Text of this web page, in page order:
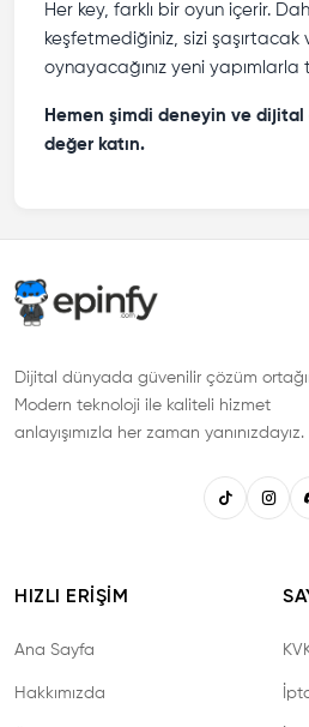
Her key, farklı bir oyun içerir.
keşfetmediğiniz, sizi şaşırtacak
oynayacağınız yeni yapımlarla
Hemen şimdi deneyin ve
değer katın.
Dijital dünyada güvenilir çözüm
Modern teknoloji ile kaliteli hizmet
anlayışımızla her zaman yanınızdayız.
HIZLI ERIŞIM
Ana Sayfa
Hakkımızda